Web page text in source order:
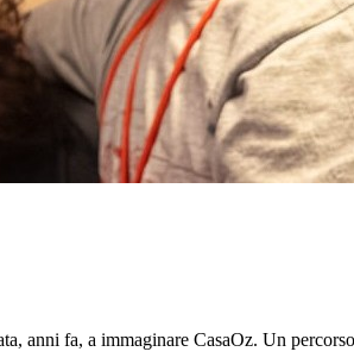
anni fa, a immaginare CasaOz. Un